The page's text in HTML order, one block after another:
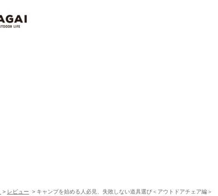
> レビュー > キャンプを始める人必見、失敗しない道具選び＜アウトドアチェア編＞